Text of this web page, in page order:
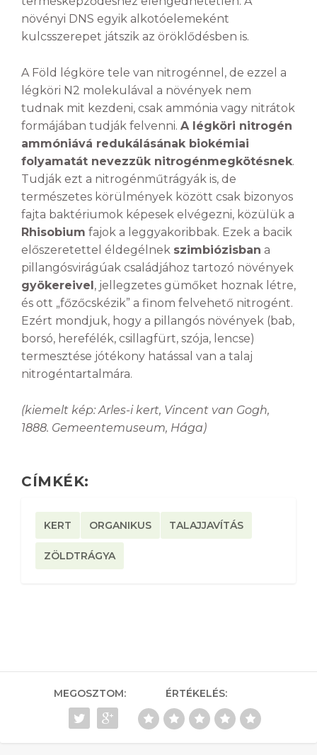
növényi DNS egyik alkotóelemeként
kulcsszerepet játszik az öröklődésben is.
A Föld légköre tele van nitrogénnel, de ezzel a
légköri N2 molekulával a növények nem
tudnak mit kezdeni, csak ammónia vagy nitrátok
formájában tudják felvenni. A légköri nitrogén
ammóniává redukálásának biokémiai
folyamatát nevezzük nitrogénmegkötésnek.
Tudják ezt a nitrogénműtrágyák is, de
természetes körülmények között csak bizonyos
fajta baktériumok képesek elvégezni, közülük a
Rhisobium fajok a leggyakoribbak. Ezek a bacik
előszeretettel éldegélnek szimbiózisban a
pillangósvirágúak családjához tartozó növények
gyökereivel, jellegzetes gümőket hoznak létre,
és ott „főzőcskézik” a finom felvehető nitrogént.
Ezért mondjuk, hogy a pillangós növények (bab,
borsó, herefélék, csillagfürt, szója, lencse)
termesztése jótékony hatással van a talaj
nitrogéntartalmára.
(kiemelt kép: Arles-i kert, Vincent van Gogh,
1888. Gemeentemuseum, Hága)
CÍMKÉK:
KERT ORGANIKUS TALAJJAVÍTÁS
ZÖLDTRÁGYA
MEGOSZTOM: ÉRTÉKELÉS: